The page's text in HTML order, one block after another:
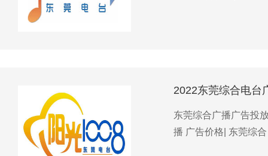
2022东莞综合电台
东莞综合广播广告投
播 广告价格| 东莞综